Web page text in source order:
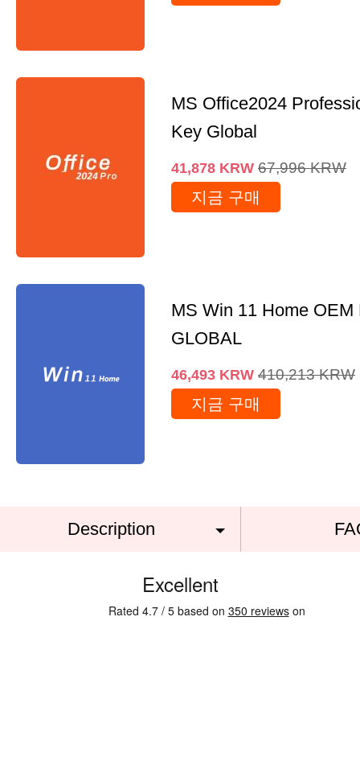
MS Office2024
Key Global
41,878 KRW 67,996 KRW
지금 구매
MS Win 11 Home OEM
GLOBAL
46,493 KRW 410,213 KRW
지금 구매
Description